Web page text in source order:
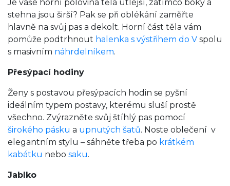
Je vaše horní polovina těla útlejší, zatímco boky a
stehna jsou širší? Pak se při oblékání zaměřte
hlavně na svůj pas a dekolt. Horní část těla vám
pomůže podtrhnout halenka s výstřihem do V spolu
s masivním náhrdelníkem.
Přesýpací hodiny
Ženy s postavou přesýpacích hodin se pyšní
ideálním typem postavy, kterému sluší prostě
všechno. Zvýrazněte svůj štíhlý pas pomocí
širokého pásku a upnutých šatů. Noste oblečení v
elegantním stylu – sáhněte třeba po krátkém
kabátku nebo saku.
Jablko